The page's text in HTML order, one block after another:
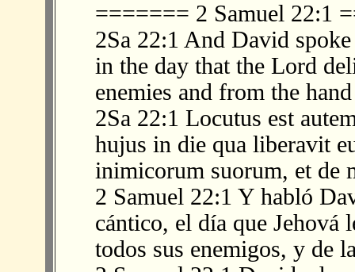
======= 2 Samuel 22:1
2Sa 22:1 And David
in the day that the Lord
enemies and from the
2Sa 22:1 Locutus est
hujus in die qua liberavit
inimicorum suorum, et de
2 Samuel 22:1 Y habló
cántico, el día que Jehová
todos sus enemigos, y de